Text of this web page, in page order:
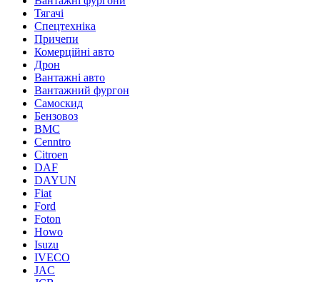
Тягачі
Спецтехніка
Причепи
Комерційні авто
Дрон
Вантажні авто
Вантажний фургон
Самоскид
Бензовоз
BMC
Cenntro
Citroen
DAF
DAYUN
Fiat
Ford
Foton
Howo
Isuzu
IVECO
JAC